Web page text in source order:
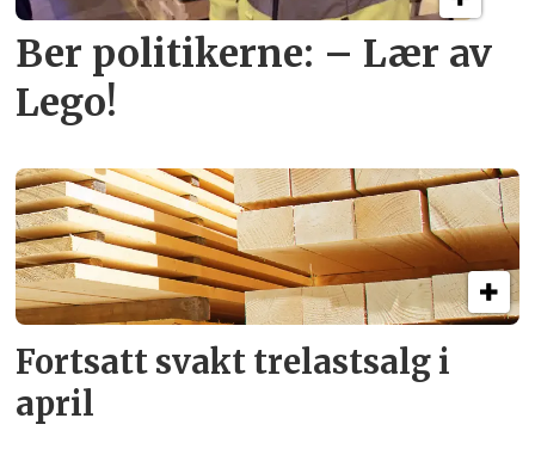
Ber politikerne: – Lær av
Lego!
Fortsatt svakt trelastsalg i
april